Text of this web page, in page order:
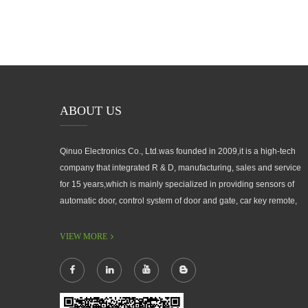
ABOUT US
Qinuo Electronics Co., Ltd.was founded in 2009,it is a high-tech
company that integrated R & D, manufacturing, sales and service
for 15 years,which is mainly specialized in providing sensors of
automatic door, control system of door and gate, car key remote,
brands: U-CONTROL, U-SENSORS, U-AUTOGATES and U-
VIEW MORE